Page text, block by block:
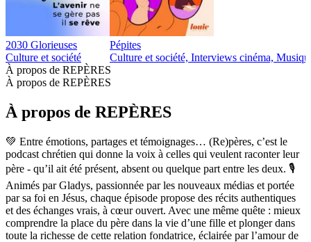
2030 Glorieuses
Culture et société
Pépites
Culture et société, Interviews cinéma,
À propos de REPÈRES
À propos de REPÈRES
À propos de REPÈRES
💚 Entre émotions, partages et témoignages… (Re)pères, c’est le
podcast chrétien qui donne la voix à celles qui veulent raconter leur
père - qu’il ait été présent, absent ou quelque part entre les deux. 🎙️
Animés par Gladys, passionnée par les nouveaux médias et portée
par sa foi en Jésus, chaque épisode propose des récits authentiques
et des échanges vrais, à cœur ouvert. Avec une même quête : mieux
comprendre la place du père dans la vie d’une fille et plonger dans
toute la richesse de cette relation fondatrice, éclairée par l’amour de